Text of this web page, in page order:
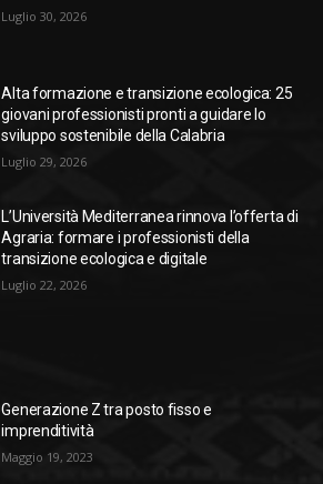
Luglio 30, 2026
Alta formazione e transizione ecologica: 25
giovani professionisti pronti a guidare lo
sviluppo sostenibile della Calabria
Luglio 29, 2026
L’Università Mediterranea rinnova l’offerta di
Agraria: formare i professionisti della
transizione ecologica e digitale
Luglio 22, 2026
Generazione Z tra posto fisso e
imprenditività
Maggio 19, 2023